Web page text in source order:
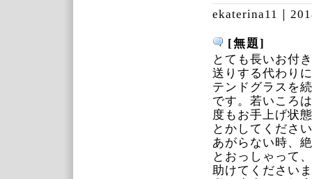
ekaterina11｜
[無題]
とても長いお付
送りする代わり
テンドグラスを
です。若いころ
度もお手上げ状
とかしてくださ
あがらない時、
とおっしゃって
助けてください